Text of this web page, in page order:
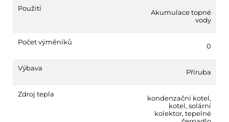
Použití
Akumulace topné
vody
Počet výměníků 0
Výbava Příruba
Zdroj tepla kondenzační kotel,
kotel, solární
kolektor, tepelné